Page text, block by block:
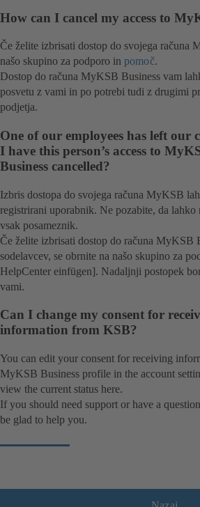
How can I cancel my access to
Če želite izbrisati dostop do svojega računa
našo skupino za podporo in pomoč.
Dostop do računa MyKSB Business vam
posvetu z vami in po potrebi tudi z drugimi
podjetja.
One of our employees has left our
I have this person’s access to
Business cancelled?
Izbris dostopa do svojega računa MyKSB
registrirani uporabnik. Ne pozabite, da
vsak posameznik.
Če želite izbrisati dostop do računa MyKSB
sodelavcev, se obrnite na našo skupino za
HelpCenter einfügen]. Nadaljnji postopek
vami.
Can I change my consent for
information from KSB?
You can edit your consent for receiving
MyKSB Business profile in the account
view the current status here.
If you should need support or have a
be glad to help you.